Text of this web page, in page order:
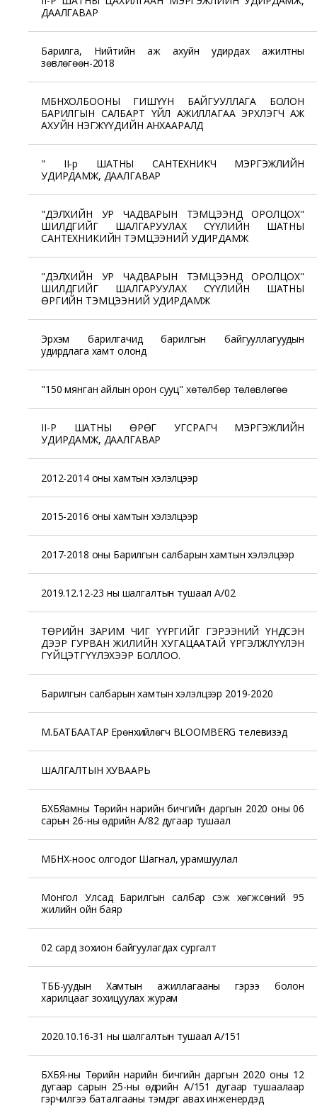
ДААЛГАВАР
Барилга, Нийтийн аж ахуйн удирдах ажилтны
зөвлөгөөн-2018
МБНХОЛБООНЫ ГИШҮҮН БАЙГУУЛЛАГА БОЛОН
БАРИЛГЫН САЛБАРТ ҮЙЛ АЖИЛЛАГАА ЭРХЛЭГЧ АЖ
АХУЙН НЭГЖҮҮДИЙН АНХААРАЛД
" II-р ШАТНЫ САНТЕХНИКЧ МЭРГЭЖЛИЙН
УДИРДАМЖ, ДААЛГАВАР
"ДЭЛХИЙН УР ЧАДВАРЫН ТЭМЦЭЭНД ОРОЛЦОХ"
ШИЛДГИЙГ ШАЛГАРУУЛАХ СҮҮЛИЙН ШАТНЫ
САНТЕХНИКИЙН ТЭМЦЭЭНИЙ УДИРДАМЖ
"ДЭЛХИЙН УР ЧАДВАРЫН ТЭМЦЭЭНД ОРОЛЦОХ"
ШИЛДГИЙГ ШАЛГАРУУЛАХ СҮҮЛИЙН ШАТНЫ
ӨРГИЙН ТЭМЦЭЭНИЙ УДИРДАМЖ
Эрхэм барилгачид барилгын байгууллагуудын
удирдлага хамт олонд
"150 мянган айлын орон сууц" хөтөлбөр төлөвлөгөө
II-Р ШАТНЫ ӨРӨГ УГСРАГЧ МЭРГЭЖЛИЙН
УДИРДАМЖ, ДААЛГАВАР
2012-2014 оны хамтын хэлэлцээр
2015-2016 оны хамтын хэлэлцээр
2017-2018 оны Барилгын салбарын хамтын хэлэлцээр
2019.12.12-23 ны шалгалтын тушаал А/02
ТӨРИЙН ЗАРИМ ЧИГ ҮҮРГИЙГ ГЭРЭЭНИЙ ҮНДСЭН
ДЭЭР ГУРВАН ЖИЛИЙН ХУГАЦААТАЙ ҮРГЭЛЖЛҮҮЛЭН
ГҮЙЦЭТГҮҮЛЭХЭЭР БОЛЛОО.
Барилгын салбарын хамтын хэлэлцээр 2019-2020
М.БАТБААТАР Ерөнхийлөгч BLOOMBERG телевизэд
ШАЛГАЛТЫН ХУВААРЬ
БХБЯамны Төрийн нарийн бичгийн даргын 2020 оны 06
сарын 26-ны өдрийн А/82 дугаар тушаал
МБНХ-ноос олгодог Шагнал, урамшуулал
Монгол Улсад Барилгын салбар үүсэж хөгжсөний 95
жилийн ойн баяр
02 сард зохион байгуулагдах сургалт
ТББ-уудын Хамтын ажиллагааны гэрээ болон
харилцааг зохицуулах журам
2020.10.16-31 ны шалгалтын тушаал А/151
БХБЯ-ны Төрийн нарийн бичгийн даргын 2020 оны 12
дугаар сарын 25-ны өдрийн А/151 дугаар тушаалаар
гэрчилгээ баталгааны тэмдэг авах инженерүүдэд